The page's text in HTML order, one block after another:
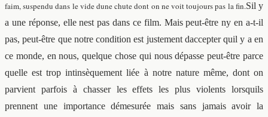
faim, suspendu dans le vide dune chute dont on ne voit toujours pas la fin.Sil y
a une réponse, elle nest pas dans ce film. Mais peut-être ny en a-t-il
pas, peut-être que notre condition est justement daccepter quil y a en
ce monde, en nous, quelque chose qui nous dépasse peut-être parce
quelle est trop intinsèquement liée à notre nature même, dont on
parvient parfois à chasser les effets les plus violents lorsquils
prennent une importance démesurée mais sans jamais avoir la